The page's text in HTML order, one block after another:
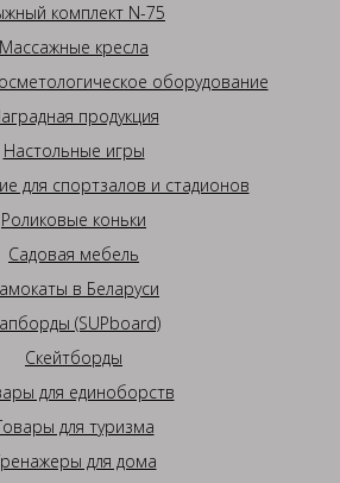
комплект N-75
Массажные кресла
оборудование
продукция
Настольные игры
для спортзалов и стадионов
Роликовые коньки
Садовая мебель
в Беларуси
(SUPboard)
Скейтборды
для единоборств
для туризма
для дома